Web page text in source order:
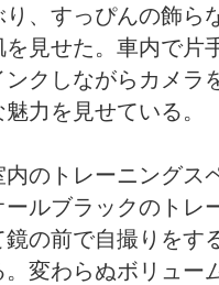
り、すっぴんの飾ら
見せた。車内で片
ンクしながらカメラ
力を見せている。
のトレーニングス
ルブラックのトレ
鏡の前で自撮りをす
変わらぬボリュー